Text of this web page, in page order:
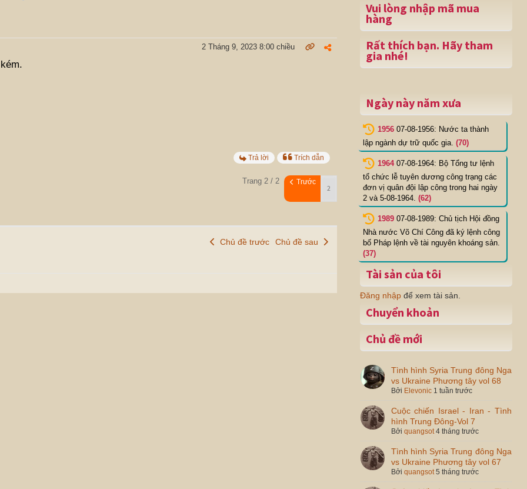
2 Tháng 9, 2023 8:00 chiều
Trả lời Trích dẫn
Trang 2 / 2 Trước
Chủ đề trước Chủ đề sau
Vui lòng nhập mã mua
hàng
Rất thích bạn. Hãy tham
gia nhé!
Ngày này năm xưa
1956 07-08-1956: Nước ta thành
lập ngành dự trữ quốc gia. (70)
1964 07-08-1964: Bộ Tổng tư lệnh
tổ chức lễ tuyên dương công trạng các
đơn vị quân đội lập công trong hai ngày
2 và 5-08-1964. (62)
1989 07-08-1989: Chủ tịch Hội đồng
Nhà nước Võ Chí Công đã ký lệnh công
bố Pháp lệnh về tài nguyên khoáng sản.
(37)
Tài sản của tôi
Đăng nhập để xem tài sản.
Chuyển khoản
Chủ đề mới
Tình hình Syria Trung đông Nga
vs Ukraine Phương tây vol 68
Bởi Elevonic 1 tuần trước
Cuộc chiến Israel - Iran - Tình
hình Trung Đông-Vol 7
Bởi quangsot 4 tháng trước
Tình hình Syria Trung đông Nga
vs Ukraine Phương tây vol 67
Bởi quangsot 5 tháng trước